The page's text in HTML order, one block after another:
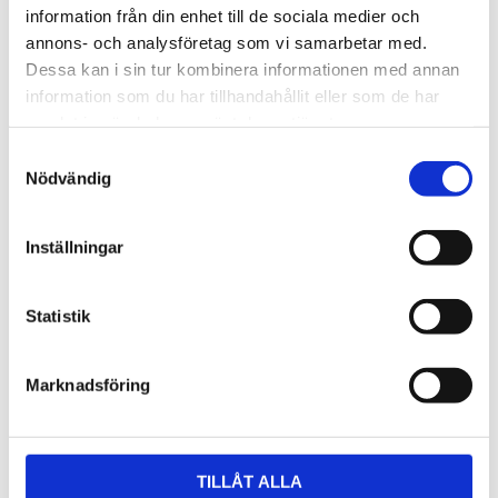
information från din enhet till de sociala medier och
annons- och analysföretag som vi samarbetar med.
Dessa kan i sin tur kombinera informationen med annan
information som du har tillhandahållit eller som de har
Nödvändig
Inställningar
Statistik
Marknadsföring
TILLÅT ALLA